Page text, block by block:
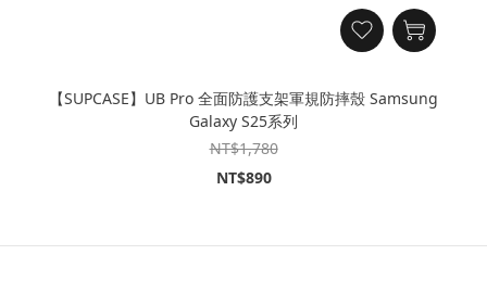
【SUPCASE】UB Pro 全面防護支架軍規防摔殼 Samsung
Galaxy S25系列
NT$1,780
NT$890